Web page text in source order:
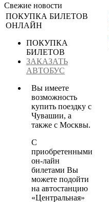
Свежие новости
ПОКУПКА БИЛЕТОВ
ОНЛАЙН
ПОКУПКА
БИЛЕТОВ
ЗАКАЗАТЬ
АВТОБУС
Вы имеете
возможность
купить поездку с
Чувашии, а
также с Москвы.
С
приобретенными
он-лайн
билетами Вы
можете подойти
на автостанцию
«Центральная»